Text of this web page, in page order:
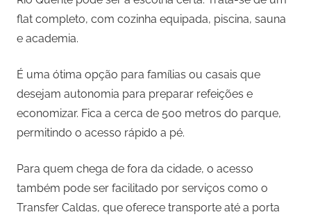
flat completo, com cozinha equipada, piscina, sauna
e academia.
É uma ótima opção para famílias ou casais que
desejam autonomia para preparar refeições e
economizar. Fica a cerca de 500 metros do parque,
permitindo o acesso rápido a pé.
Para quem chega de fora da cidade, o acesso
também pode ser facilitado por serviços como o
Transfer Caldas, que oferece transporte até a porta